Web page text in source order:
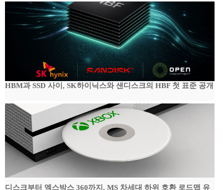
HBM과 SSD 사이, SK하이닉스와 샌디스크의 HBF 첫 표준 공개
디스크부터 엑스박스 360까지, MS 차세대 하위 호환 로드맵 유